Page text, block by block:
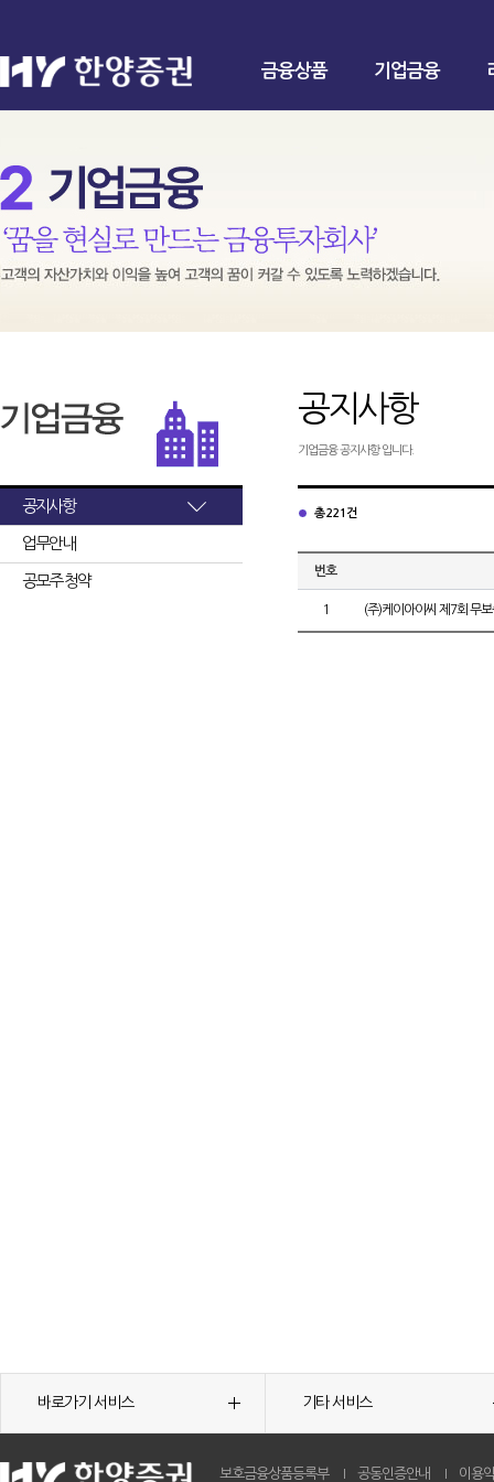
금융상품 기업금융
공지사항
업무안내
공모주 청약
공지사항
기업금융 공지사항 입니다.
총 221건
번호
1 (주)케이아이씨 제7회 무
바로가기 서비스 기타 서비스
보호금융상품등록부 공동인증안내 이용